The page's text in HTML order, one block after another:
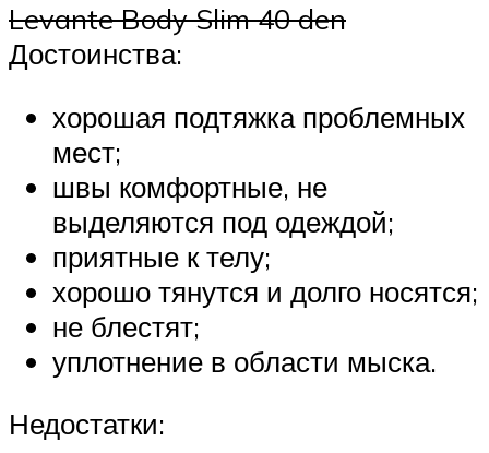
Levante Body Slim 40 den
Достоинства:
хорошая подтяжка проблемных
мест;
швы комфортные, не
выделяются под одеждой;
приятные к телу;
хорошо тянутся и долго носятся;
не блестят;
уплотнение в области мыска.
Недостатки: